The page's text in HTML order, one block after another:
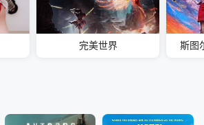
完美世界 斯图